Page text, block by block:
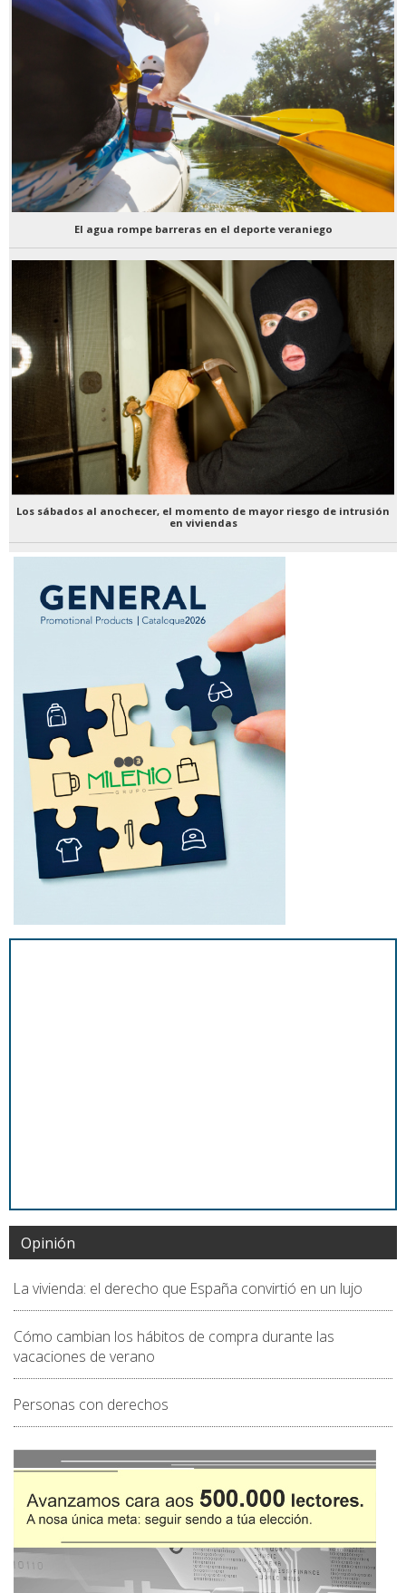
El agua rompe barreras en el deporte veraniego
Los sábados al anochecer, el momento de mayor riesgo de intrusión
en viviendas
Opinión
La vivienda: el derecho que España convirtió en un lujo
Cómo cambian los hábitos de compra durante las
vacaciones de verano
Personas con derechos